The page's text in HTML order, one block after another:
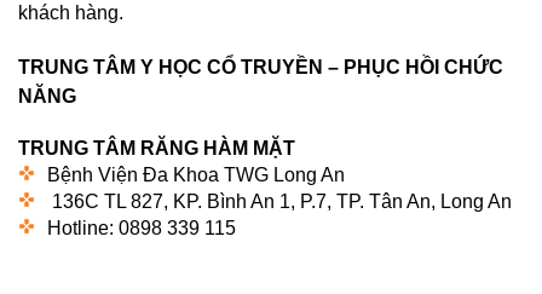
khách hàng.
TRUNG TÂM Y HỌC CỔ TRUYỀN – PHỤC HỒI CHỨC
NĂNG
TRUNG TÂM RĂNG HÀM MẶT
Bệnh Viện Đa Khoa TWG Long An
136C TL 827, KP. Bình An 1, P.7, TP. Tân An, Long An
Hotline: 0898 339 115